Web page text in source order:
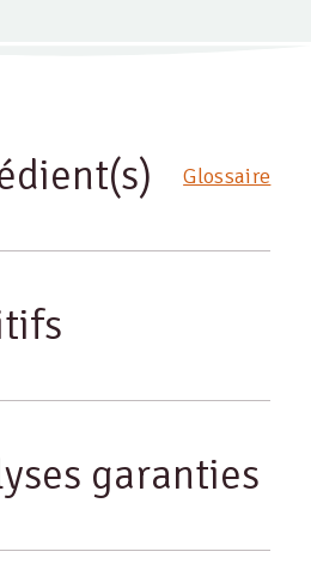
Glossaire
garanties